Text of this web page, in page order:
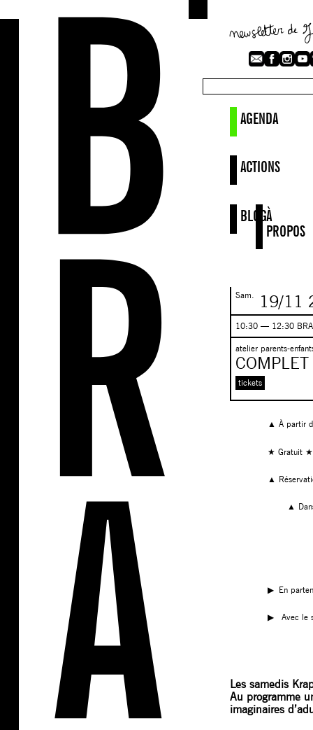
AGENDA
ACTIONS
BLOGÀ
PROPOS
Sam. 19/11
10:30 — 12:30
atelier parents-
tickets
▲ À partir
★ Gratuit ★
▲
▲
▶︎ En
▶︎ Avec le
Les samedis
Au programme
imaginaires